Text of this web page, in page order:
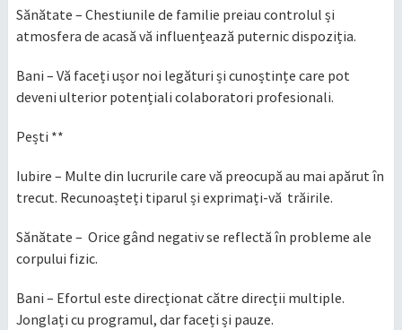
Sănătate – Chestiunile de familie preiau controlul și
atmosfera de acasă vă influențează puternic dispoziția.
Bani – Vă faceți ușor noi legături și cunoștințe care pot
deveni ulterior potențiali colaboratori profesionali.
Pești **
Iubire – Multe din lucrurile care vă preocupă au mai apărut în
trecut. Recunoașteți tiparul și exprimați-vă trăirile.
Sănătate – Orice gând negativ se reflectă în probleme ale
corpului fizic.
Bani – Efortul este direcționat către direcții multiple.
Jonglați cu programul, dar faceți și pauze.